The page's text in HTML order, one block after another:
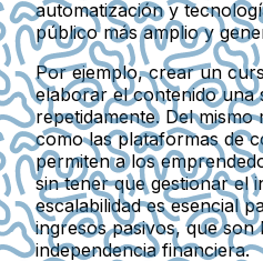
automatización y
público más amplio y
Por ejemplo, crear un
elaborar el contenido una
repetidamente. Del
como las plataformas de
permiten a los
sin tener que gestionar el
escalabilidad es esencial
ingresos pasivos, que son
independencia financiera.